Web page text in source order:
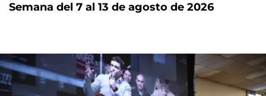
Semana del 7 al 13 de agosto de 2026